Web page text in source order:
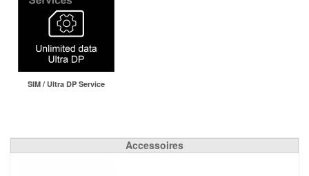
SIM / Ultra DP Service
Accessoires